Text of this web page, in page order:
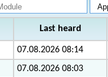
Last heard
07.08.2026 08:14
07.08.2026 08:03